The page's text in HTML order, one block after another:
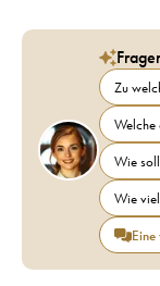
Zu
Welche
Wie
Wie
Eine